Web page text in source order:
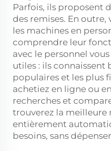
Parfois, ils proposent
des remises. En
les machines en
comprendre leur
avec le personnel
utiles : ils connaissent
populaires et les plus
achetiez en ligne ou
recherches et
trouverez la meilleure
entièrement
besoins, sans